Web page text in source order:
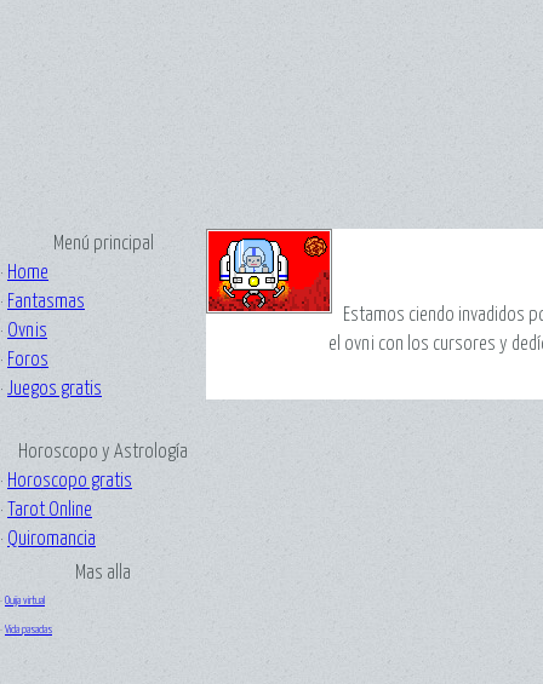
Menú principal
· Home
· Fantasmas
· Ovnis
· Foros
· Juegos gratis
Horoscopo y Astrología
· Horoscopo gratis
·
Tarot Online
· Quiromancia
Mas alla
· Ouija virtual
· Vida pasadas
Estamos ciendo invadidos
el ovni con los cursores y